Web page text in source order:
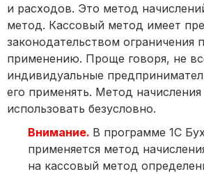
и расходов. Это метод
метод. Кассовый метод имеет
законодательством ограничения
применению. Проще говоря, не
индивидуальные
его применять. Метод
использовать безусловно.
Внимание. В программе 1С
применяется метод
на кассовый метод